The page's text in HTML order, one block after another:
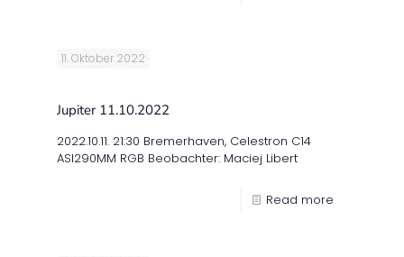
11. Oktober 2022
Jupiter 11.10.2022
2022.10.11. 21:30 Bremerhaven, Celestron C14
ASI290MM RGB Beobachter: Maciej Libert
Read more